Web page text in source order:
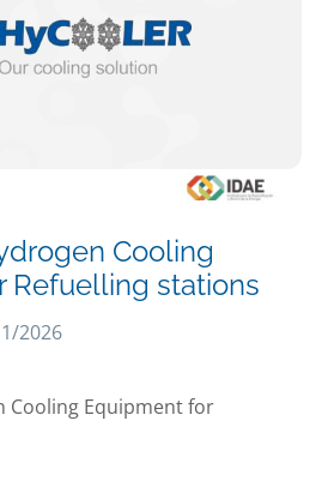
Cooling
Refuelling stations
2026
Cooling Equipment for